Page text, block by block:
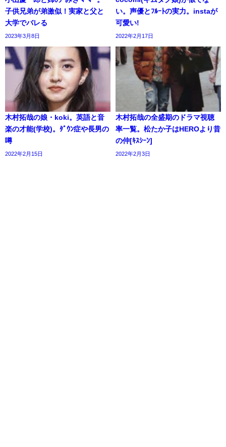
子供兄弟が弟激似！実家と父と
大学でバレる
2023年3月8日
い。声優とﾌﾙｰﾄの実力。instaが
可愛い!
2022年2月17日
木村拓哉の娘・koki。英語と音
楽の才能(学校)。ﾀﾞｳﾝ症や長男の
噂
2022年2月15日
木村拓哉の全盛期のドラマ視聴
率一覧。松たか子はHEROより昔
の仲[ｷｽｼｰﾝ]
2022年2月3日